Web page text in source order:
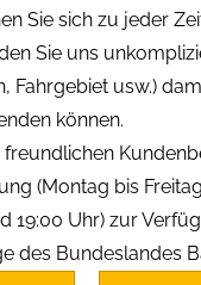
Sie sich zu jeder
Sie uns
Fahrgebiet usw.)
können.
(Montag bis
19:00 Uhr) zur
des Bundeslandes